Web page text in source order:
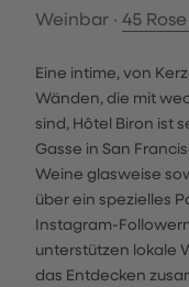
Weinbar · 45
Eine intime, von
Wänden, die mit
sind, Hôtel Biron ist
Gasse in San
Weine glasweise
über ein spezielles
Instagram-
unterstützen lokale
das Entdecken